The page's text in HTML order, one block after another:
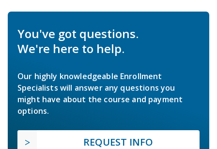
You've got questions.
We're here to help.
Our highly knowledgeable Enrollment
Specialists will answer any questions you
might have about the course and payment
options.
REQUEST INFO